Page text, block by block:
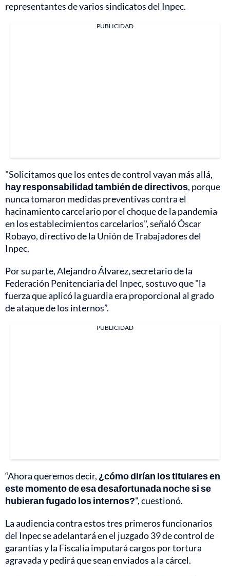
representantes de varios sindicatos del Inpec.
PUBLICIDAD
"Solicitamos que los entes de control vayan más allá,
hay responsabilidad también de directivos, porque
nunca tomaron medidas preventivas contra el
hacinamiento carcelario por el choque de la pandemia
en los establecimientos carcelarios", señaló Óscar
Robayo, directivo de la Unión de Trabajadores del
Inpec.
Por su parte, Alejandro Álvarez, secretario de la
Federación Penitenciaria del Inpec, sostuvo que "la
fuerza que aplicó la guardia era proporcional al grado
de ataque de los internos”.
PUBLICIDAD
“Ahora queremos decir, ¿cómo dirían los titulares en
este momento de esa desafortunada noche si se
hubieran fugado los internos?", cuestionó.
La audiencia contra estos tres primeros funcionarios
del Inpec se adelantará en el juzgado 39 de control de
garantías y la Fiscalía imputará cargos por tortura
agravada y pedirá que sean enviados a la cárcel.